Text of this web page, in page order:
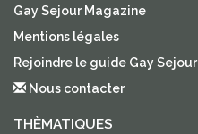
Gay Sejour Magazine
Mentions légales
Rejoindre le guide Gay Sejour
Nous contacter
THÈMATIQUES